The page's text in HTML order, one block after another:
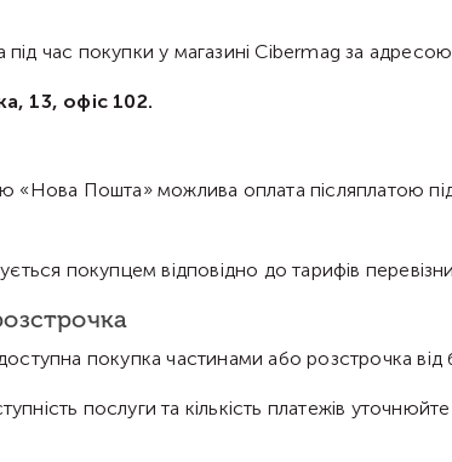
час покупки у магазині Cibermag за
13, офіс 102.
«Нова Пошта» можлива оплата післяплатою
покупцем відповідно до тарифів
покупка частинами або розстрочка від
послуги та кількість платежів